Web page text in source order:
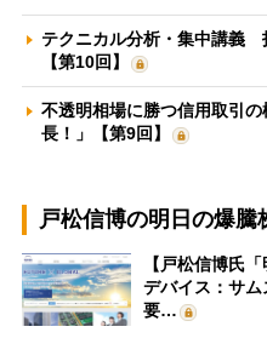
テクニカル分析・集中講義
【第10回】
不透明相場に勝つ信用取引
長！」【第9回】
戸松信博の明日の爆騰
【戸松信博氏
デバイス：サ
要…